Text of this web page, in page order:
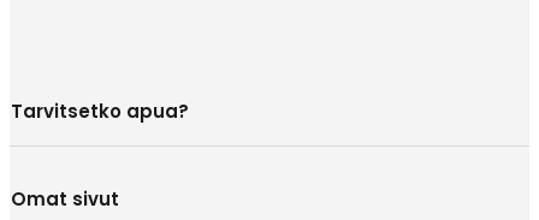
Tarvitsetko apua?
Omat sivut